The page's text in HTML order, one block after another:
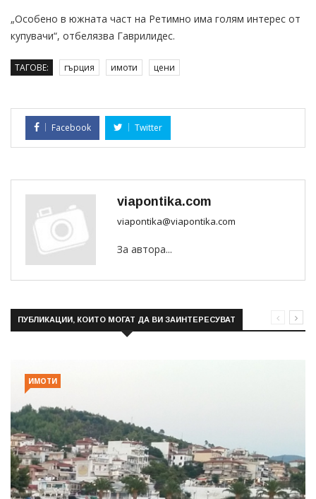
„Особено в южната част на Ретимно има голям интерес от
купувачи“, отбелязва Гаврилидес.
ТАГОВЕ: гърция имоти цени
Facebook Twitter
viapontika.com
viapontika@viapontika.com
За автора...
ПУБЛИКАЦИИ, КОИТО МОГАТ ДА ВИ ЗАИНТЕРЕСУВАТ
ИМОТИ